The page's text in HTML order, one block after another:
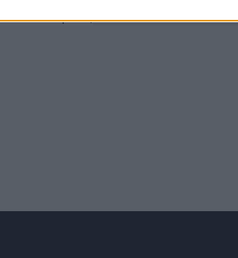
Λιβάνιος